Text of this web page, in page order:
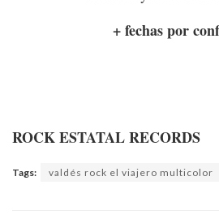
+ fechas por
ROCK ESTATAL RECORDS
Tags: valdés rock el viajero multicolor